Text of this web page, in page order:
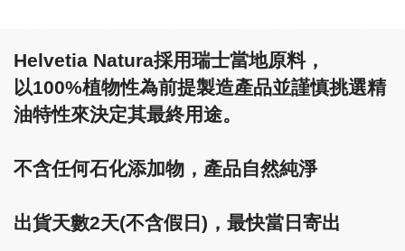
Helvetia Natura採用瑞士當地原料，
以100%植物性為前提製造產品並謹慎挑選精
油特性來決定其最終用途。
不含任何石化添加物，產品自然純淨
出貨天數2天(不含假日)，最快當日寄出